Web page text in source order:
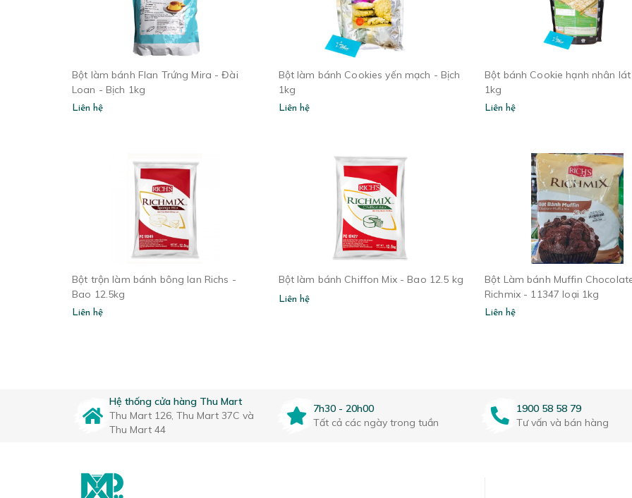
Bột làm bánh Flan Trứng Mira - Đài
Loan - Bịch 1kg
Liên hệ
Bột làm bánh Cookies yến mạch - Bịch
1kg
Liên hệ
Bột bánh Cookie hạnh nhân
1kg
Liên hệ
Bột trộn làm bánh bông lan Richs -
Bao 12.5kg
Liên hệ
Bột làm bánh Chiffon Mix - Bao 12.5 kg
Liên hệ
Bột Làm bánh Muffin
Richmix - 11347 loại 1kg
Liên hệ
Hệ thống cửa hàng Thu Mart
Thu Mart 126, Thu Mart 37C và
Thu Mart 44
7h30 - 20h00
Tất cả các ngày trong tuần
1900 58 58 79
Tư vấn và bán hàng